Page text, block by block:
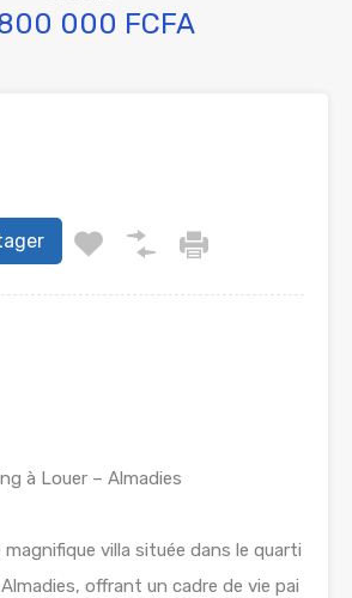
000 FCFA
à Louer – Almadies
villa située dans le quarti
offrant un cadre de vie pai